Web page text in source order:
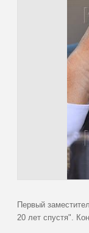
Первый
20 лет спустя".